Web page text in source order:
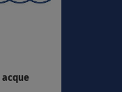
acque